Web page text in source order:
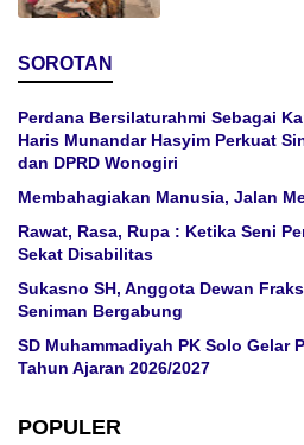
SOROTAN
Perdana Bersilaturahmi Sebagai
Haris Munandar Hasyim Perkuat
dan DPRD Wonogiri
Membahagiakan Manusia, Jalan
Rawat, Rasa, Rupa : Ketika Seni
Sekat Disabilitas
Sukasno SH, Anggota Dewan
Seniman Bergabung
SD Muhammadiyah PK Solo Gelar
Tahun Ajaran 2026/2027
POPULER